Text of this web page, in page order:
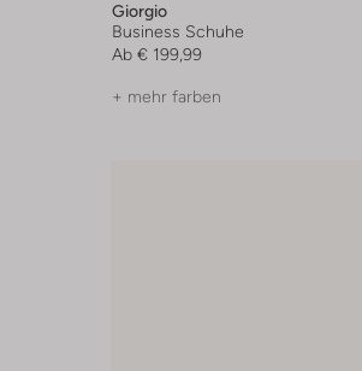
Giorgio
Business Schuhe
Ab € 199,99
+ mehr farben